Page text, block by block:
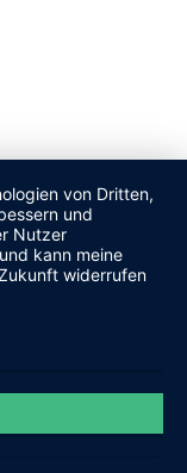
von Dritten,
und
Nutzer
kann meine
widerrufen